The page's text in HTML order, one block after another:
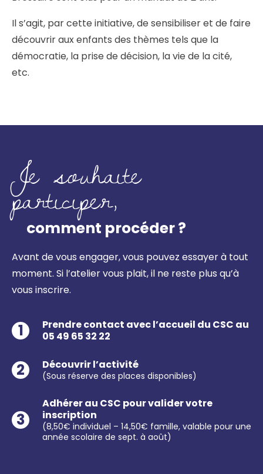
Il s’agit, par cette initiative, de sensibiliser et de faire
découvrir aux enfants des thèmes tels que la
démocratie, la prise de décision, la vie de la cité,
etc.
Je souhaite
participer,
comment procéder ?
Avant de vous engager, vous pouvez essayer à tout
moment. Si l’atelier vous plait, il ne reste plus qu’à
vous inscrire.
1
Prendre contact avec l’accueil du CSC au
05 49 65 32 22
2 Découvrir l’activité
(Sous réserve des places disponibles)
3
Adhérer au CSC pour valider votre
inscription
(8,50€ individuel – 14,50€ famille, valable pour une
année scolaire de sept. à août)